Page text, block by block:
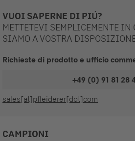
VUOI SAPERNE DI PIÚ?
METTETEVI SEMPLICEMENTE IN
SIAMO A VOSTRA
Richieste di prodotto e ufficio
+49 (0) 91 81 28
sales[at]pfleiderer[dot]com
CAMPIONI